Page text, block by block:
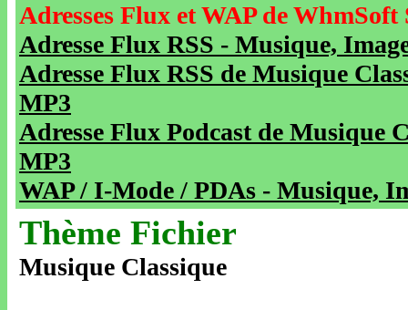
Adresses Flux et WAP de WhmSoft
Adresse Flux RSS - Musique,
Adresse Flux RSS de Musique
MP3
Adresse Flux Podcast de Musique
MP3
WAP / I-Mode / PDAs - Musique,
Thème Fichier
Musique Classique